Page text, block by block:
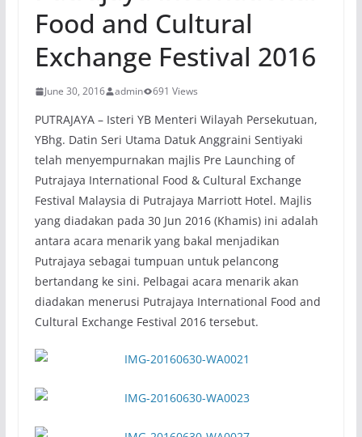
Food and Cultural
Exchange Festival 2016
June 30, 2016 admin 691 Views
PUTRAJAYA – Isteri YB Menteri Wilayah Persekutuan,
YBhg. Datin Seri Utama Datuk Anggraini Sentiyaki
telah menyempurnakan majlis Pre Launching of
Putrajaya International Food & Cultural Exchange
Festival Malaysia di Putrajaya Marriott Hotel. Majlis
yang diadakan pada 30 Jun 2016 (Khamis) ini adalah
antara acara menarik yang bakal menjadikan
Putrajaya sebagai tumpuan untuk pelancong
bertandang ke sini. Pelbagai acara menarik akan
diadakan menerusi Putrajaya International Food and
Cultural Exchange Festival 2016 tersebut.